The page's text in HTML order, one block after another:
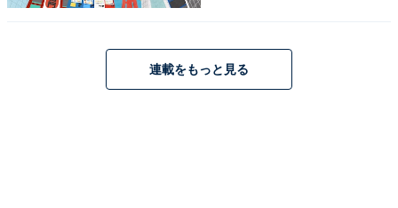
連載をもっと見る